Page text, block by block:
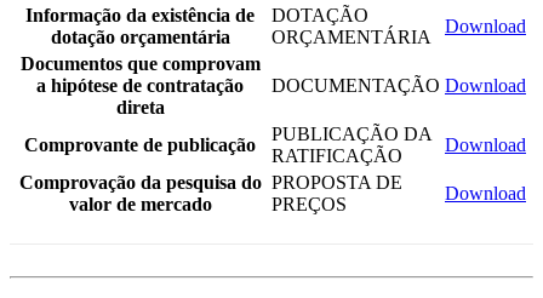
Informação da existência de
dotação orçamentária
DOTAÇÃO
ORÇAMENTÁRIA
Download
Documentos que comprovam
a hipótese de contratação
direta
DOCUMENTAÇÃO Download
Comprovante de publicação
PUBLICAÇÃO DA
RATIFICAÇÃO
Download
Comprovação da pesquisa do
valor de mercado
PROPOSTA DE
PREÇOS
Download